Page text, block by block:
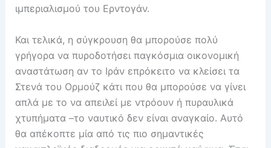
ιμπεριαλισμού του Ερντογάν.
Και τελικά, η σύγκρουση θα μπορούσε πολύ
γρήγορα να πυροδοτήσει παγκόσμια οικονομική
αναστάτωση αν το Ιράν επρόκειτο να κλείσει τα
Στενά του Ορμούζ κάτι που θα μπορούσε να γίνει
απλά με το να απειλεί με ντρόουν ή πυραυλικά
χτυπήματα –το ναυτικό δεν είναι αναγκαίο. Αυτό
θα απέκοπτε μία από τις πιο σημαντικές